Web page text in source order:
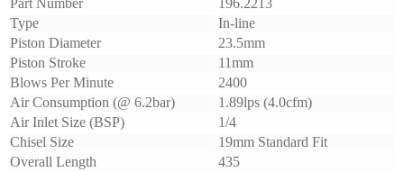
Type
In-line
Piston Diameter
23.5mm
Piston Stroke
11mm
Blows Per Minute
2400
Air Consumption (@ 6.2bar)
1.89lps (4.0cfm)
Air Inlet Size (BSP)
1/4
Chisel Size
19mm Standard Fit
Overall Length
435